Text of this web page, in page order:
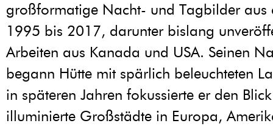
großformatige Nacht- und Tagbilder aus
1995 bis 2017, darunter bislang
Arbeiten aus Kanada und USA. Seinen
begann Hütte mit spärlich beleuchteten
in späteren Jahren fokussierte er den
illuminierte Großstädte in Europa,